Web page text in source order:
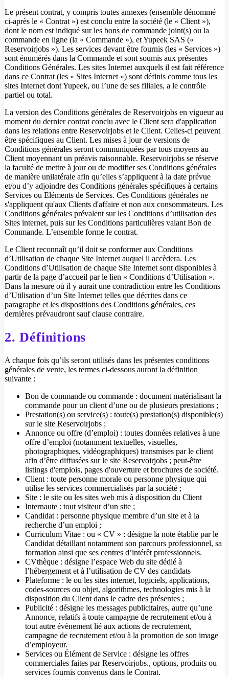
Le présent contrat, y compris toutes annexes (ensemble dénommé
ci-après le « Contrat ») est conclu entre la société (le « Client »),
dont le nom est indiqué sur les bons de commande joint(s) ou la
commande en ligne (la « Commande »), et Yupeek SAS («
Reservoirjobs »). Les services devant être fournis (les « Services »)
sont énumérés dans la Commande et sont soumis aux présentes
Conditions Générales. Les sites Internet auxquels il est fait référence
dans ce Contrat (les « Sites Internet ») sont définis comme tous les
sites Internet dont Yupeek, ou l’une de ses filiales, a le contrôle
partiel ou total.
La version des Conditions générales de Reservoirjobs en vigueur au
moment du dernier contrat conclu avec le Client sera d'application
dans les relations entre Reservoirjobs et le Client. Celles-ci peuvent
être spécifiques au Client. Les mises à jour de versions de
Conditions générales seront communiquées par tous moyens au
Client moyennant un préavis raisonnable. Reservoirjobs se réserve
la faculté de mettre à jour ou de modifier ses Conditions générales
de manière unilatérale afin qu’elles s’appliquent à la date prévue
et/ou d’y adjoindre des Conditions générales spécifiques à certains
Services ou Eléments de Services. Ces Conditions générales ne
s'appliquent qu'aux Clients d'affaire et non aux consommateurs. Les
Conditions générales prévalent sur les Conditions d’utilisation des
Sites internet, puis sur les Conditions particulières valant Bon de
Commande. L’ensemble forme le contrat.
Le Client reconnaît qu’il doit se conformer aux Conditions
d’Utilisation de chaque Site Internet auquel il accèdera. Les
Conditions d’Utilisation de chaque Site Internet sont disponibles à
partir de la page d’accueil par le lien « Conditions d’Utilisation ».
Dans la mesure où il y aurait une contradiction entre les Conditions
d’Utilisation d’un Site Internet telles que décrites dans ce
paragraphe et les dispositions des Conditions générales, ces
dernières prévaudront sauf clause contraire.
2. Définitions
A chaque fois qu’ils seront utilisés dans les présentes conditions
générales de vente, les termes ci-dessous auront la définition
suivante :
Bon de commande ou commande : document matérialisant la
commande pour un client d’une ou de plusieurs prestations ;
Prestation(s) ou service(s) : toute(s) prestation(s) disponible(s)
sur le site Reservoirjobs ;
Annonce ou offre (d’emploi) : toutes données relatives à une
offre d’emploi (notamment textuelles, visuelles,
photographiques, vidéographiques) transmises par le client
afin d’être diffusées sur le site Reservoirjobs ; peut-être
listings d'emplois, pages d'ouverture et brochures de société.
Client : toute personne morale ou personne physique qui
utilise les services commercialisés par la société ;
Site : le site ou les sites web mis à disposition du Client
Internaute : tout visiteur d’un site ;
Candidat : personne physique membre d’un site et à la
recherche d’un emploi ;
Curriculum Vitae : ou « CV » : désigne la note établie par le
Candidat détaillant notamment son parcours professionnel, sa
formation ainsi que ses centres d’intérêt professionnels.
CVthèque : désigne l’espace Web du site dédié à
l’hébergement et à l’utilisation de CV des candidats
Plateforme : le ou les sites internet, logiciels, applications,
codes-sources ou objet, algorithmes, technologies mis à la
disposition du Client dans le cadre des présentes ;
Publicité : désigne les messages publicitaires, autre qu’une
Annonce, relatifs à toute campagne de recrutement et/ou à
tout autre évènement lié aux actions de recrutement,
campagne de recrutement et/ou à la promotion de son image
d’employeur.
Services ou Élément de Service : désigne les offres
commerciales faites par Reservoirjobs., options, produits ou
services fournis convenus dans le Contrat.